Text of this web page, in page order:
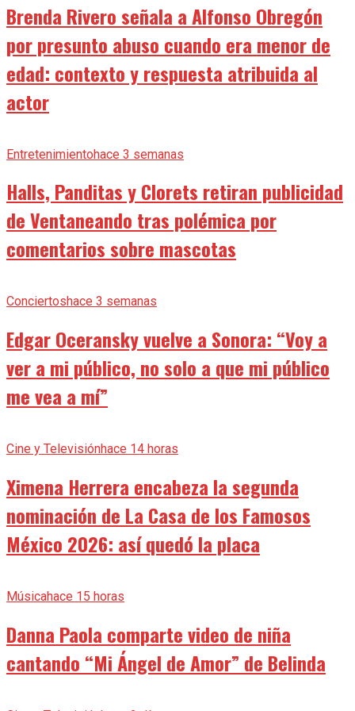
Brenda Rivero señala a Alfonso Obregón
por presunto abuso cuando era menor de
edad: contexto y respuesta atribuida al
actor
Entretenimientohace 3 semanas
Halls, Panditas y Clorets retiran publicidad
de Ventaneando tras polémica por
comentarios sobre mascotas
Conciertoshace 3 semanas
Edgar Oceransky vuelve a Sonora: “Voy a
ver a mi público, no solo a que mi público
me vea a mí”
Cine y Televisiónhace 14 horas
Ximena Herrera encabeza la segunda
nominación de La Casa de los Famosos
México 2026: así quedó la placa
Músicahace 15 horas
Danna Paola comparte video de niña
cantando “Mi Ángel de Amor” de Belinda